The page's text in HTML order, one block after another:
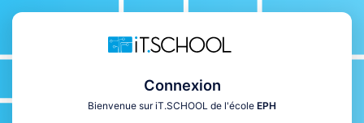
Connexion
Bienvenue sur iT.SCHOOL de l'école EPH